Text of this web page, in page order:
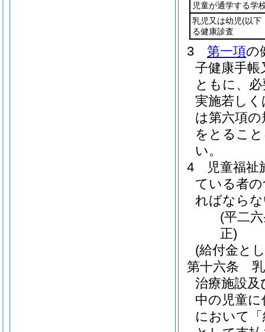
児童が通学する学
乳児又は幼児(以下
る健康診査
3 第一項の
子健康手
ともに、
実施若し
は第六項
をとるこ
い。
4
児童福
ている者
ればなら
(平二
正)
(給付金と
第十六条
治療施設及
中の児童
において